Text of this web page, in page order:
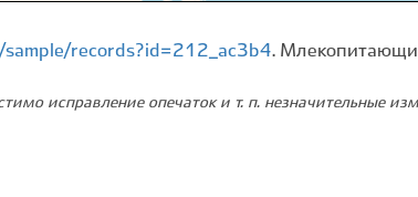
sample/records?id=212_ac3b4.
исправление опечаток и т. п. незначительные